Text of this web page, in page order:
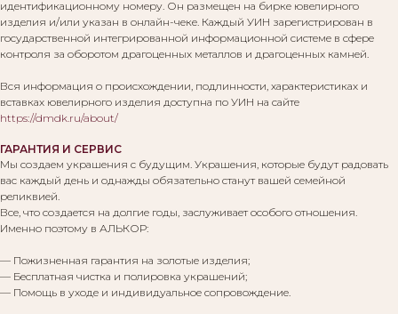
идентификационному номеру. Он размещен на бирке ювелирного
изделия и/или указан в онлайн-чеке. Каждый УИН зарегистрирован в
государственной интегрированной информационной системе в сфере
контроля за оборотом драгоценных металлов и драгоценных камней.
Вся информация о происхождении, подлинности, характеристиках и
вставках ювелирного изделия доступна по УИН на сайте
https://dmdk.ru/about/
ГАРАНТИЯ И СЕРВИС
Мы создаем украшения с будущим. Украшения, которые будут радовать
вас каждый день и однажды обязательно станут вашей семейной
реликвией.
Все, что создается на долгие годы, заслуживает особого отношения.
Именно поэтому в АЛЬКОР:
— Пожизненная гарантия на золотые изделия;
— Бесплатная чистка и полировка украшений;
— Помощь в уходе и индивидуальное сопровождение.